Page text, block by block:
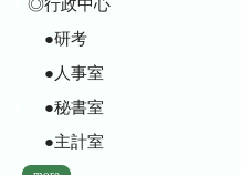
◎行政中心
●研考
●人事室
●秘書室
●主計室